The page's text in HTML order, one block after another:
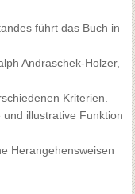
führt das Buch in
Andraschek-Holzer,
Kriterien.
illustrative Funktion
Herangehensweisen